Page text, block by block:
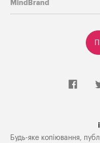
MindBrand
Будь-яке копiювання,